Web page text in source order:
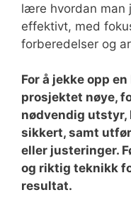
lære hvordan man
effektivt, med
forberedelser og
For å jekke opp
prosjektet nøye,
nødvendig utstyr,
sikkert, samt
eller justeringer.
og riktig teknikk
resultat.